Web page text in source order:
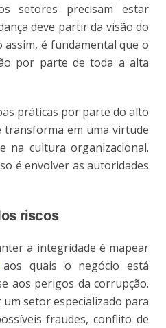
setores precisam estar
deve partir da visão do
assim, é fundamental que o
por parte de toda a alta
práticas por parte do alto
transforma em uma virtude
na cultura organizacional.
é envolver as autoridades
riscos
a integridade é mapear
aos quais o negócio está
aos perigos da corrupção.
setor especializado para
fraudes, conflito de